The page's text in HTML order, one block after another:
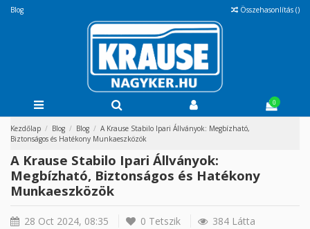
Blog Összehasonlítás ()
0
Kezdőlap Blog Blog
A Krause Stabilo Ipari Állványok: Megbízható,
Biztonságos és Hatékony Munkaeszközök
A Krause Stabilo Ipari Állványok:
Megbízható, Biztonságos és Hatékony
Munkaeszközök
28 Oct 2024, 08:35 0 Tetszik 384 Látta